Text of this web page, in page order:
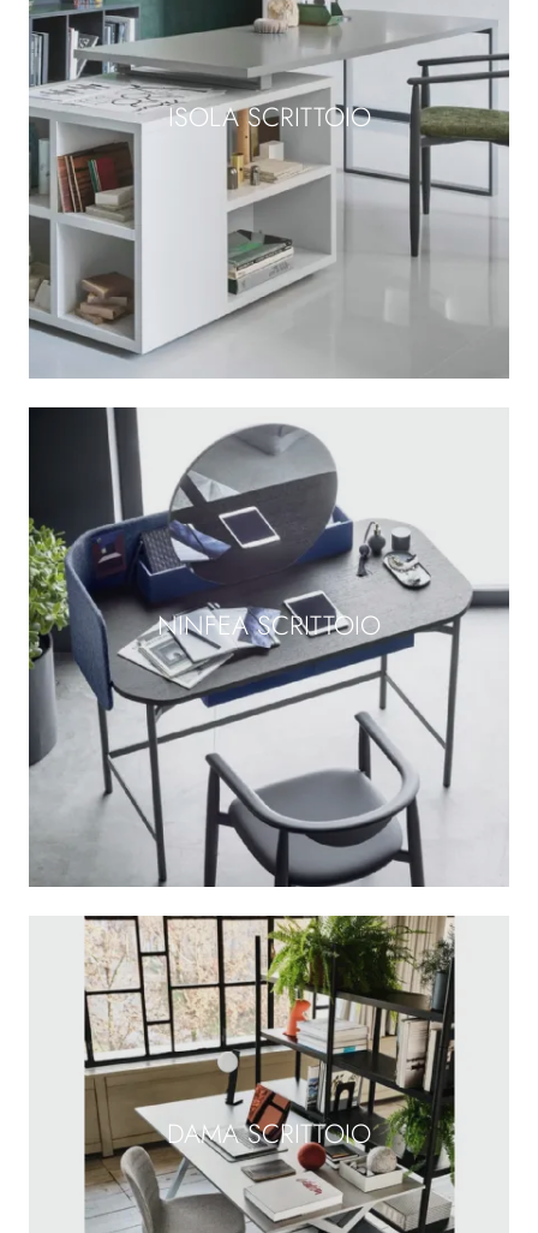
ISOLA SCRITTOIO
NINFEA SCRITTOIO
DAMA SCRITTOIO